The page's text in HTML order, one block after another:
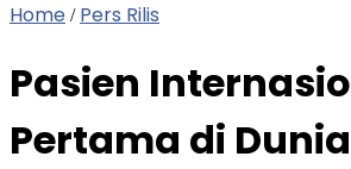
Home / Pers Rilis
Pasien
Pertama di